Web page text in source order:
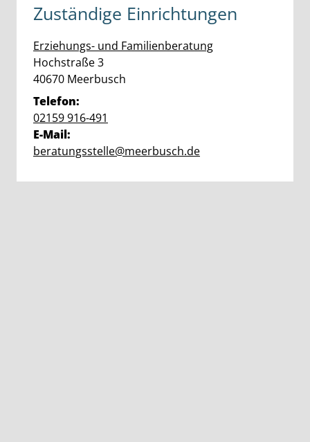
Zuständige Einrichtungen
Erziehungs- und Familienberatung
Straße:
HochstraßeHausnummer:
3
PLZ:
40670 Ort:
Meerbusch
Telefon:
02159 916-491
E-Mail:
beratungsstelle@meerbusch.de